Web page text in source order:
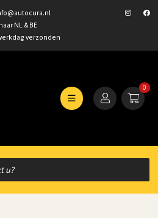
NL & BE
verzonden
0